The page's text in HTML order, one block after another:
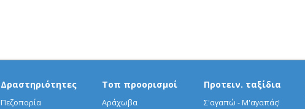
Δραστηριότητες
Πεζοπορία
Τοπ προορισμοί
Αράχωβα
Προτειν. ταξίδια
Σ'αγαπώ - Μ'αγαπάς!